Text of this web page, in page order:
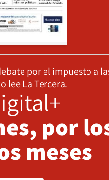
por el impuesto a
lee La Tercera.
por
meses